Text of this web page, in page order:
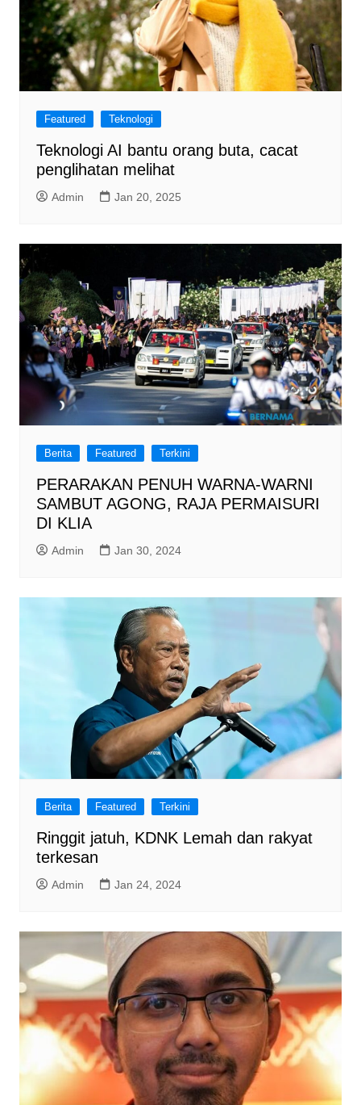
Featured Teknologi
Teknologi AI bantu orang buta, cacat
penglihatan melihat
Admin Jan 20, 2025
Berita Featured Terkini
PERARAKAN PENUH WARNA-WARNI
SAMBUT AGONG, RAJA PERMAISURI
DI KLIA
Admin Jan 30, 2024
Berita Featured Terkini
Ringgit jatuh, KDNK Lemah dan rakyat
terkesan
Admin Jan 24, 2024